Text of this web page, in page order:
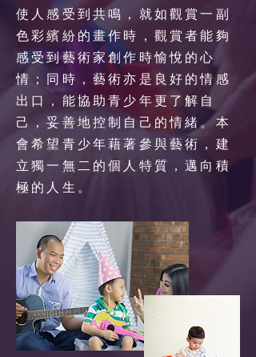
使人感受到共鳴，就如觀賞一副
色彩繽紛的畫作時，觀賞者能夠
感受到藝術家創作時愉悅的心
情；同時，藝術亦是良好的情感
出口，能協助青少年更了解自
己，妥善地控制自己的情緒。本
會希望青少年藉著參與藝術，建
立獨一無二的個人特質，邁向積
極的人生。